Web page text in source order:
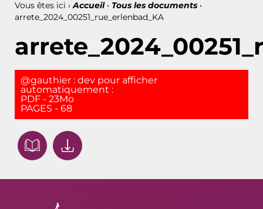
Vous êtes ici › Accueil• Tous les documents •
arrete_2024_00251_rue_erlenbad_KA
@gauthier : dev pour afficher
automatiquement :
PDF - 23Mo
PAGES - 68